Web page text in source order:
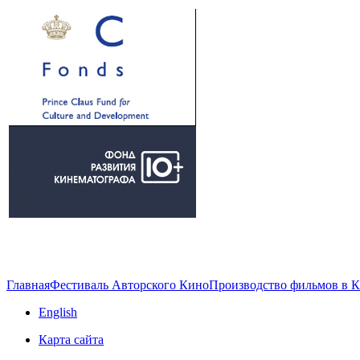
ГлавнаяФестиваль Авторского КиноПроизводство фильмов в
English
Карта сайта